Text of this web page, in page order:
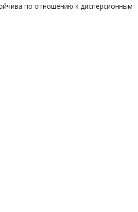
по отношению к дисперсионным